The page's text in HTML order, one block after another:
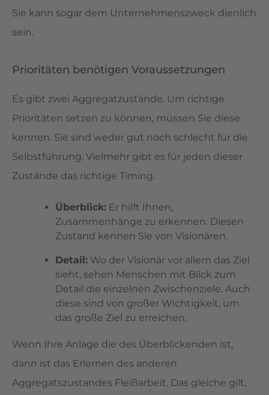
Sie kann sogar dem Unternehmenszweck dienlich
sein.
Prioritäten benötigen Voraussetzungen
Es gibt zwei Aggregatzustände. Um richtige
Prioritäten setzen zu können, müssen Sie diese
kennen. Sie sind weder gut noch schlecht für die
Selbstführung. Vielmehr gibt es für jeden dieser
Zustände das richtige Timing.
Überblick: Er hilft Ihnen,
Zusammenhänge zu erkennen. Diesen
Zustand kennen Sie von Visionären.
Detail: Wo der Visionär vor allem das Ziel
sieht, sehen Menschen mit Blick zum
Detail die einzelnen Zwischenziele. Auch
diese sind von großer Wichtigkeit, um
das große Ziel zu erreichen.
Wenn Ihre Anlage die des Überblickenden ist,
dann ist das Erlernen des anderen
Aggregatszustandes Fleißarbeit. Das gleiche gilt,